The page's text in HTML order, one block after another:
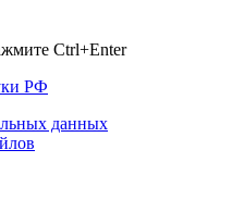
Ctrl+Enter
РФ
данных